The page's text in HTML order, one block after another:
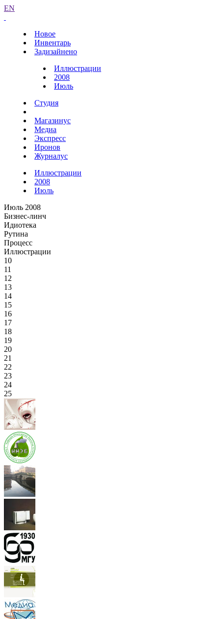
EN
Новое
Инвентарь
Задизайнено
Иллюстрации
2008
Июль
Студия
Магазинус
Медиа
Экспресс
Иронов
Журналус
Иллюстрации
2008
Июль
Июль 2008
Бизнес-линч
Идиотека
Рутина
Процесс
Иллюстрации
10
11
12
13
14
15
16
17
18
19
20
21
22
23
24
25